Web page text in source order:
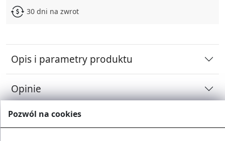
30 dni na zwrot
Opis i parametry produktu
Opinie
Metody dostawy
Pozwól na cookies